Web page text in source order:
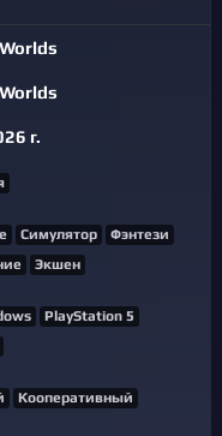
г.
Симулятор
Фэнтези
Экшен
PlayStation 5
Кооперативный